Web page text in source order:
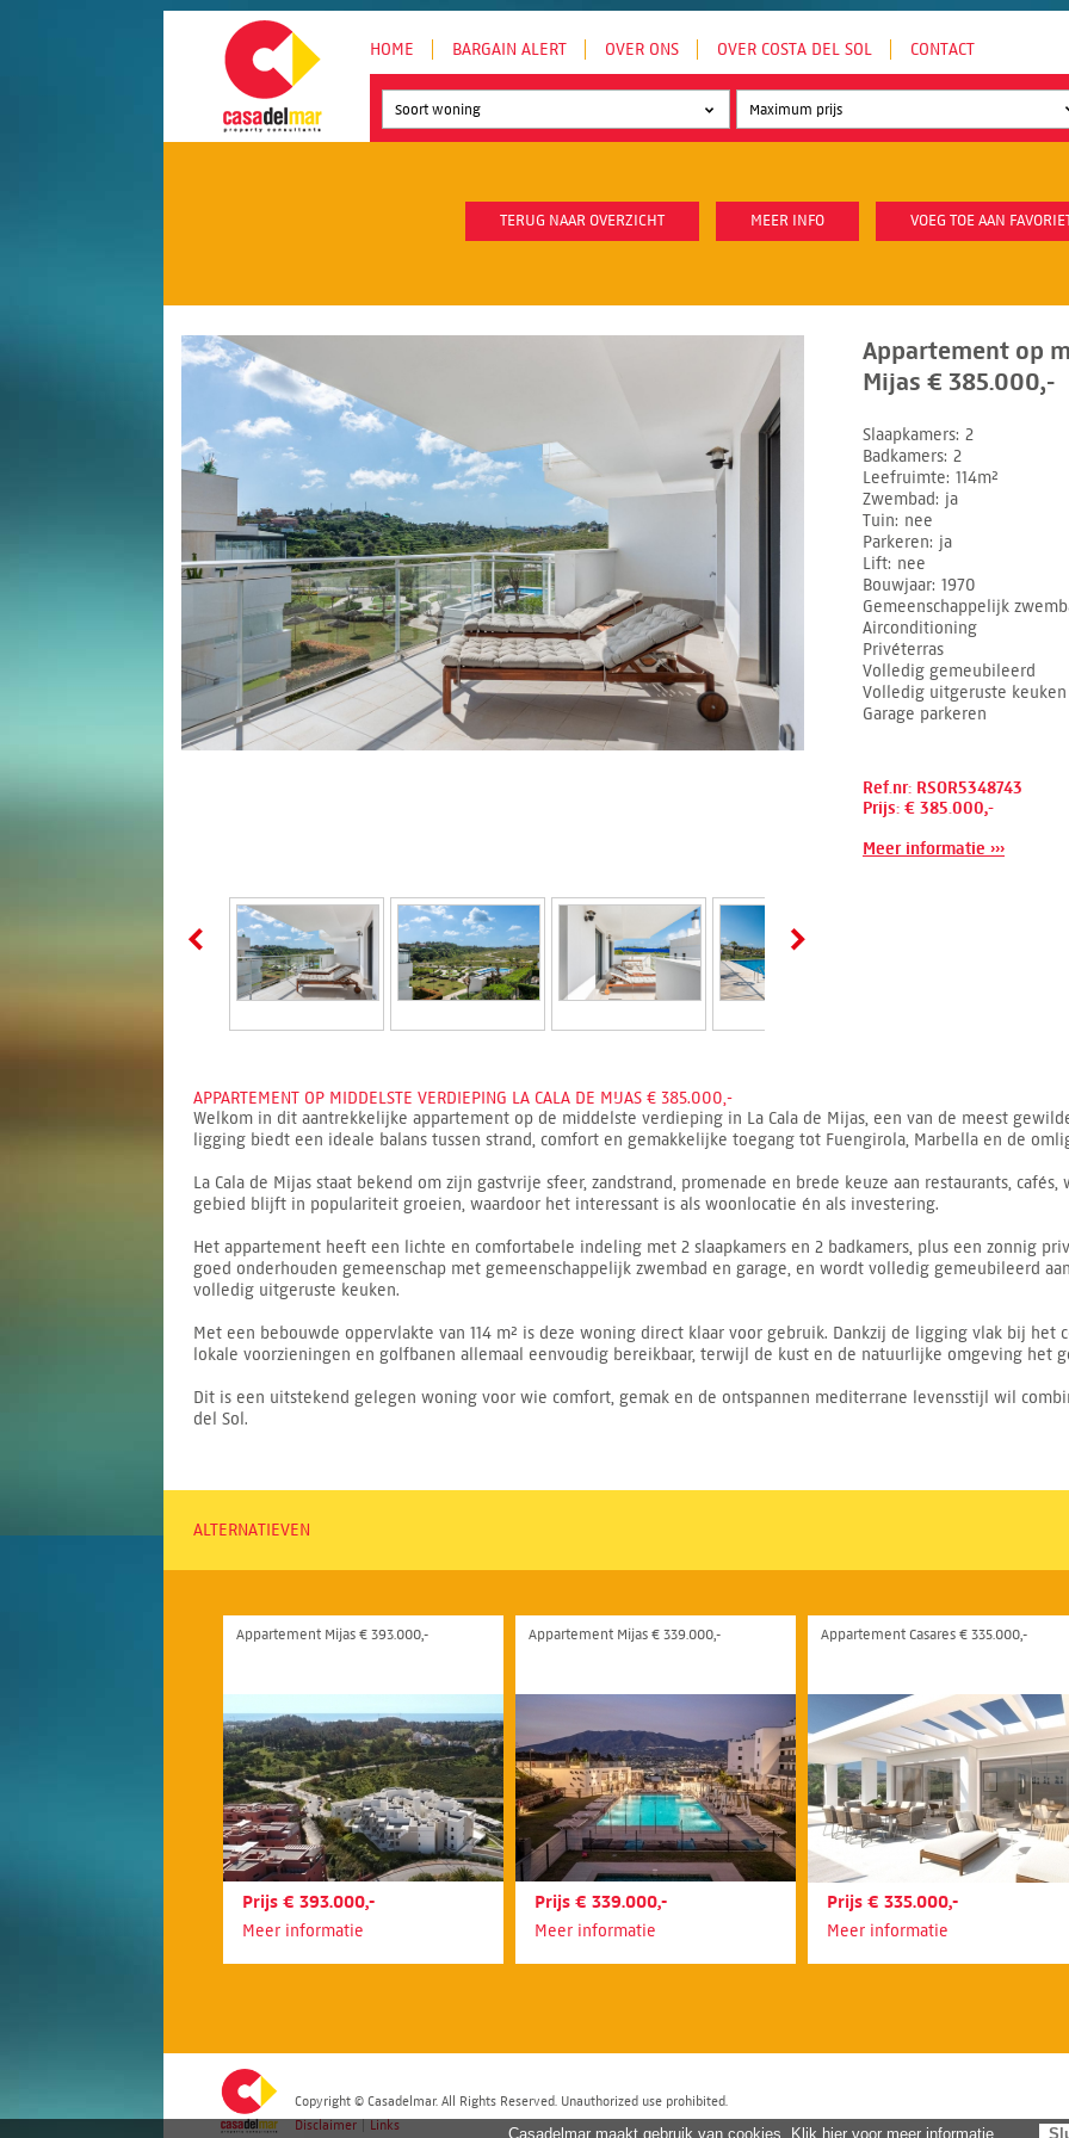
HOME BARGAIN ALERT OVER ONS OVER COSTA DEL SOL CONTACT
Soort woning
TERUG NAAR OVERZICHT MEER INFO VOEG TOE AAN
Appartement op
Mijas € 385.000,-
Slaapkamers 2
Badkamers 2
Leefruimte 114m²
Zwembad
ja
Tuin nee
Parkeren ja
Lift nee
Bouwjaar 1970
Gemeenschappelijk
Airconditioning
Privéterras
Volledig gemeubileerd
Volledig uitgeruste keuken
Garage parkeren
Ref.nr: RSOR5348743
Prijs: € 385.000,-
Meer informatie ›››
APPARTEMENT OP MIDDELSTE VERDIEPING LA CALA DE MIJAS € 385.000,-
Welkom in dit aantrekkelijke appartement op de middelste verdieping in La Cala de Mijas, een van de meest
ligging biedt een ideale balans tussen strand, comfort en gemakkelijke toegang tot Fuengirola, Marbella en de
La Cala de Mijas staat bekend om zijn gastvrije sfeer, zandstrand, promenade en brede keuze aan restaurants,
gebied blijft in populariteit groeien, waardoor het interessant is als woonlocatie én als investering.
Het appartement heeft een lichte en comfortabele indeling met 2 slaapkamers en 2 badkamers, plus een zonnig
goed onderhouden gemeenschap met gemeenschappelijk zwembad en garage, en wordt volledig gemeubileerd
volledig uitgeruste keuken.
Met een bebouwde oppervlakte van 114 m² is deze woning direct klaar voor gebruik. Dankzij de ligging vlak bij het
lokale voorzieningen en golfbanen allemaal eenvoudig bereikbaar, terwijl de kust en de natuurlijke omgeving het
Dit is een uitstekend gelegen woning voor wie comfort, gemak en de ontspannen mediterrane levensstijl wil
del Sol.
ALTERNATIEVEN
Appartement Mijas € 393.000,-
Prijs € 393.000,-
Meer informatie
Appartement Mijas € 339.000,-
Prijs € 339.000,-
Meer informatie
Appartement Casares € 335.000,-
Prijs € 335.000,-
Meer informatie
Copyright © Casadelmar. All Rights Reserved. Unauthorized use prohibited.
Disclaimer
Links Casadelmar maakt gebruik van cookies. Klik hier voor meer informatie.